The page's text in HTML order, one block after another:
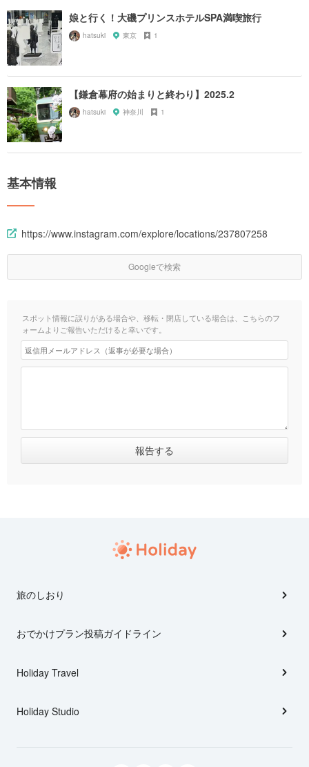
娘と行く！大磯プリンスホテルSPA満喫旅行
hatsuki 東京 1
【鎌倉幕府の始まりと終わり】2025.2
hatsuki 神奈川 1
基本情報
https://www.instagram.com/explore/locations/237807258
Googleで検索
スポット情報に誤りがある場合や、移転・閉店している場合は、こちらのフ
ォームよりご報告いただけると幸いです。
旅のしおり
おでかけプラン投稿ガイドライン
Holiday Travel
Holiday Studio